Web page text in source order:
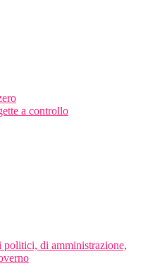
a controllo
di amministrazione,